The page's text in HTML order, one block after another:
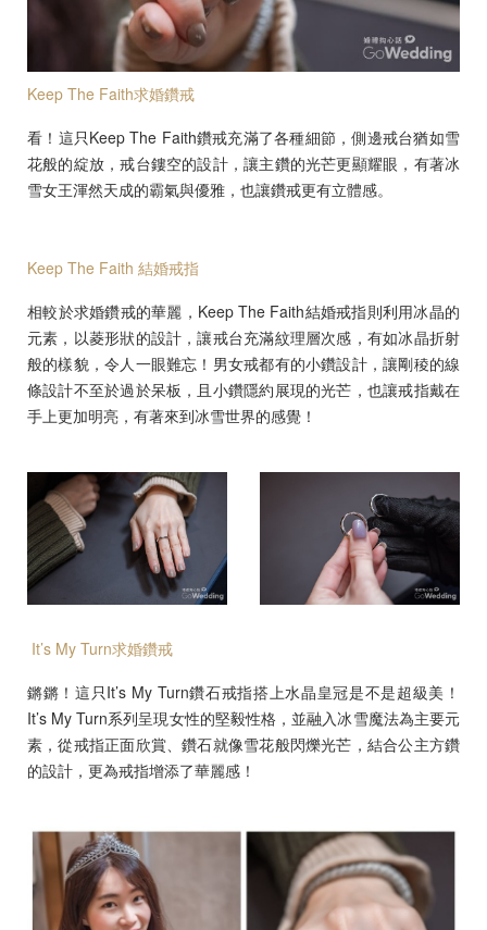
Keep The Faith求婚鑽戒
看！這只Keep The Faith鑽戒充滿了各種細節，側邊戒台猶如雪
花般的綻放，戒台鏤空的設計，讓主鑽的光芒更顯耀眼，有著冰
雪女王渾然天成的霸氣與優雅，也讓鑽戒更有立體感。
Keep The Faith 結婚戒指
相較於求婚鑽戒的華麗，Keep The Faith結婚戒指則利用冰晶的
元素，以菱形狀的設計，讓戒台充滿紋理層次感，有如冰晶折射
般的樣貌，令人一眼難忘！男女戒都有的小鑽設計，讓剛稜的線
條設計不至於過於呆板，且小鑽隱約展現的光芒，也讓戒指戴在
手上更加明亮，有著來到冰雪世界的感覺！
It’s My Turn求婚鑽戒
鏘鏘！這只It’s My Turn鑽石戒指搭上水晶皇冠是不是超級美！
It’s My Turn系列呈現女性的堅毅性格，並融入冰雪魔法為主要元
素，從戒指正面欣賞、鑽石就像雪花般閃爍光芒，結合公主方鑽
的設計，更為戒指增添了華麗感！